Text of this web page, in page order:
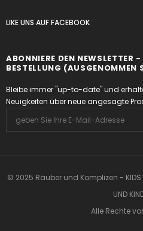
LIKE UNS AUFFACEBOOK
ABONNIERE DEN NEWSLETTER
BESTELLUNG (AUSGENOMMEN
Bleibe immer "up-to-date" und
Neuigkeiten über neue angesagte
© 2025 Räuber und Komplizen - KIDS
UND
Alle Rechte